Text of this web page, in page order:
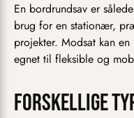
En bordrundsav er
brug for en stationær,
projekter. Modsat kan
egnet til fleksible og
Forskellige